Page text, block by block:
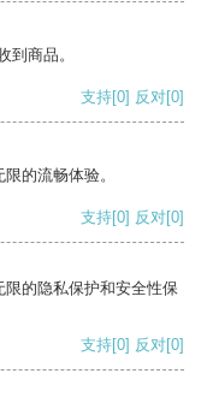
到商品。
支持[0] 反对[0]
的流畅体验。
支持[0] 反对[0]
的隐私保护和安全性保
支持[0] 反对[0]